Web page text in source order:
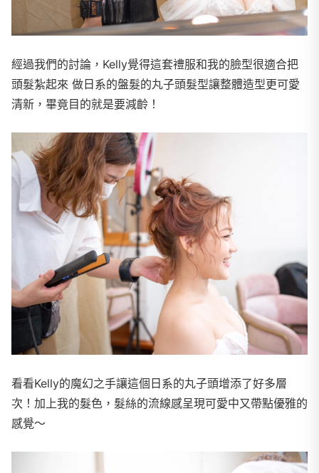
經過我們的討論，Kelly覺得這套禮服和我的臉型很適合把
頭髮紮起來 做日系的盤髮的丸子頭髮型讓整體造型更可愛
清新，畢竟目的就是要減齡！
看看Kelly的魔幻之手讓這個日系的丸子頭增添了好多層
次！加上我的髮色，髮絲的流線感呈現可愛中又帶點優雅的
感覺～